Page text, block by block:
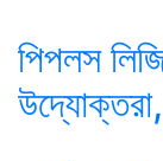
পিপলস
উদ্যোক্তরা,